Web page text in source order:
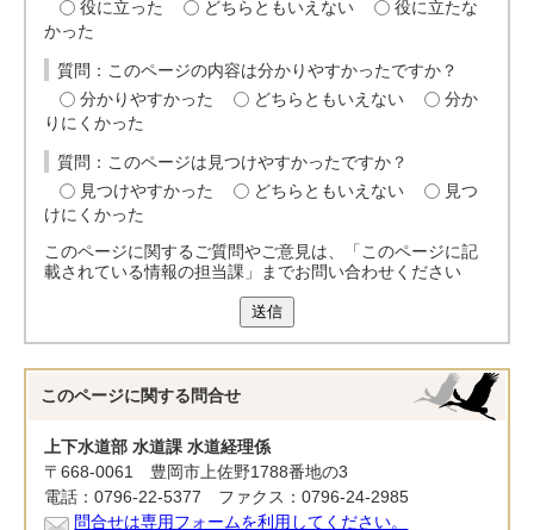
役に立った
どちらともいえない
役に立たな
かった
質問：このページの内容は分かりやすかったですか？
分かりやすかった
どちらともいえない
分か
りにくかった
質問：このページは見つけやすかったですか？
見つけやすかった
どちらともいえない
見つ
けにくかった
このページに関するご質問やご意見は、「このページに記
載されている情報の担当課」までお問い合わせください
送信
このページに関する 問合せ
上下水道部 水道課 水道経理係
〒668-0061 豊岡市上佐野1788番地の3
電話：0796-22-5377 ファクス：0796-24-2985
問合せは専用フォームを利用してください。